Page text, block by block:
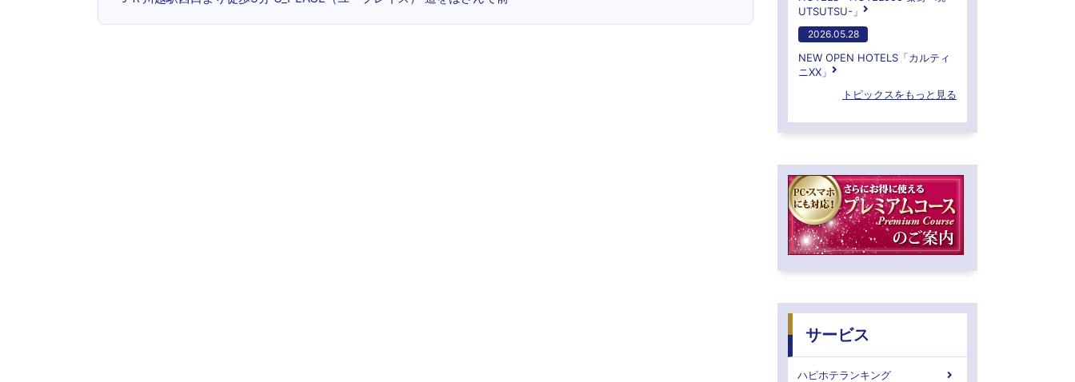
UTSUTSU-」
2026.05.28
NEW OPEN HOTELS「カルティ
ニXX」
トピックスをもっと見る
サービス
ハピホテランキング